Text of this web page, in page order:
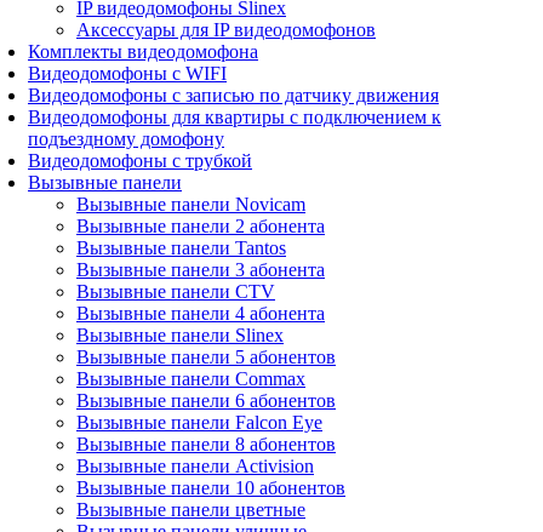
IP видеодомофоны Slinex
Аксессуары для IP видеодомофонов
Комплекты видеодомофона
Видеодомофоны с WIFI
Видеодомофоны с записью по датчику движения
Видеодомофоны для квартиры с подключением к
подъездному домофону
Видеодомофоны с трубкой
Вызывные панели
Вызывные панели Novicam
Вызывные панели 2 абонента
Вызывные панели Tantos
Вызывные панели 3 абонента
Вызывные панели CTV
Вызывные панели 4 абонента
Вызывные панели Slinex
Вызывные панели 5 абонентов
Вызывные панели Commax
Вызывные панели 6 абонентов
Вызывные панели Falcon Eye
Вызывные панели 8 абонентов
Вызывные панели Activision
Вызывные панели 10 абонентов
Вызывные панели цветные